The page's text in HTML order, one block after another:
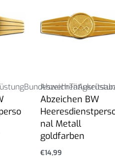
Bundeswehr
Abzeichen
Abzeichen BW
nal Metall
goldfarben
€14,99